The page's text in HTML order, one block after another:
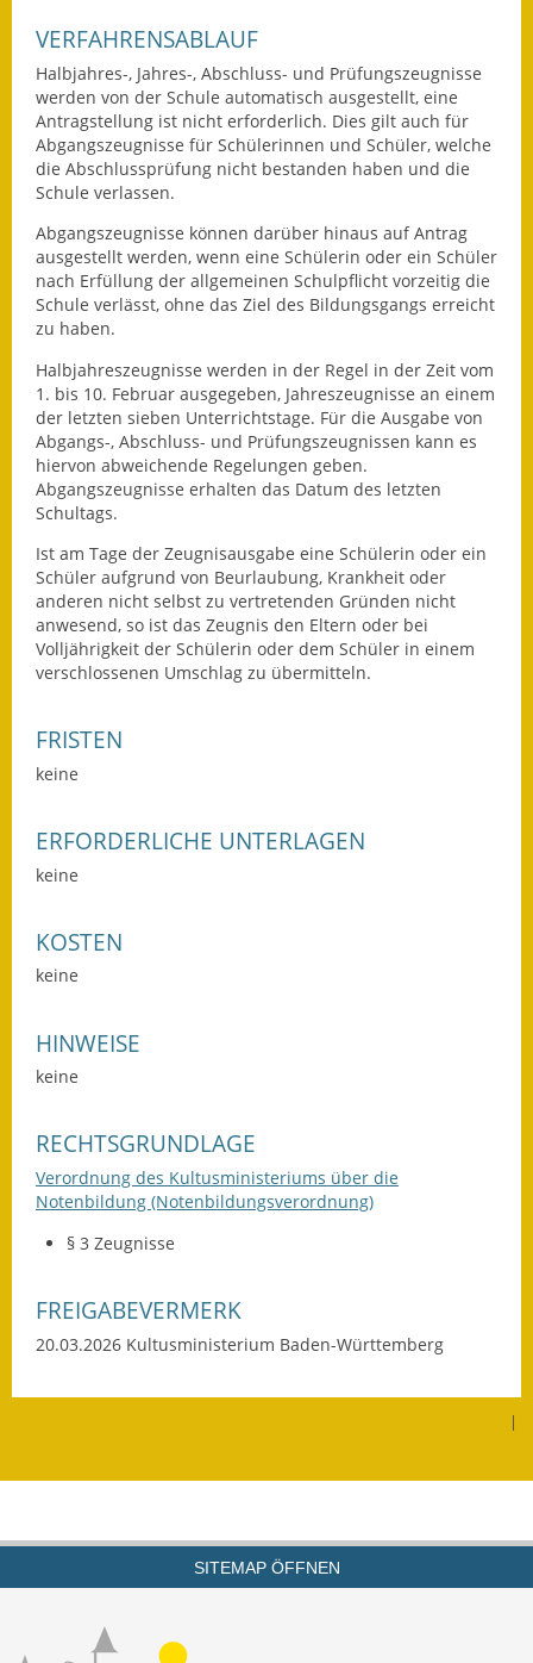
Formulare
Fundbehörde
Gemeinderat
Sitzungsberichte 2016
Sitzungsberichte 2017
Sitzungsberichte 2019
Sitzungsberichte 2020
Haushalt & Finanzen
Eröffnungsbilanz
Getrennte
Jahresabschlüsse
Was erledige ich wo?
Bebauungspläne
Flächennutzungsplan
VERFAHRENSABLAUF
Halbjahres-, Jahres-, Abschluss- und Prüfungszeugnisse
werden von der Schule automatisch ausgestellt, eine
Antragstellung ist nicht erforderlich. Dies gilt auch für
Abgangszeugnisse für Schülerinnen und Schüler, welche
die Abschlussprüfung nicht bestanden haben und die
Schule verlassen.
Abgangszeugnisse können darüber hinaus auf Antrag
ausgestellt werden, wenn eine Schülerin oder ein Schüler
nach Erfüllung der allgemeinen Schulpflicht vorzeitig die
Schule verlässt, ohne das Ziel des Bildungsgangs erreicht
zu haben.
Halbjahreszeugnisse werden in der Regel in der Zeit vom
1. bis 10. Februar ausgegeben, Jahreszeugnisse an einem
der letzten sieben Unterrichtstage. Für die Ausgabe von
Abgangs-, Abschluss- und Prüfungszeugnissen kann es
hiervon abweichende Regelungen geben.
Abgangszeugnisse erhalten das Datum des letzten
Schultags.
Ist am Tage der Zeugnisausgabe eine Schülerin oder ein
Schüler aufgrund von Beurlaubung, Krankheit oder
anderen nicht selbst zu vertretenden Gründen nicht
anwesend, so ist das Zeugnis den Eltern oder bei
Volljährigkeit der Schülerin oder dem Schüler in einem
verschlossenen Umschlag zu übermitteln.
FRISTEN
keine
ERFORDERLICHE UNTERLAGEN
keine
KOSTEN
keine
HINWEISE
keine
RECHTSGRUNDLAGE
Verordnung des Kultusministeriums über die
Notenbildung (Notenbildungsverordnung)
§ 3 Zeugnisse
FREIGABEVERMERK
20.03.2026 Kultusministerium Baden-Württemberg
|
SITEMAP ÖFFNEN